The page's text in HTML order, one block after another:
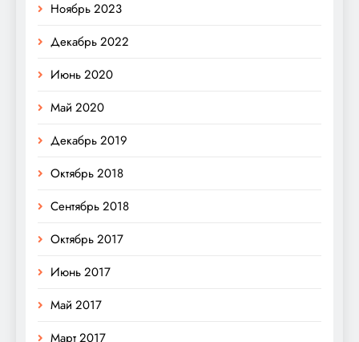
Ноябрь 2023
Декабрь 2022
Июнь 2020
Май 2020
Декабрь 2019
Октябрь 2018
Сентябрь 2018
Октябрь 2017
Июнь 2017
Май 2017
Март 2017